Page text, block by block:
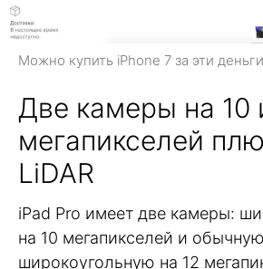
Можно купить iPhone 7 за эти деньги
Две камеры на 10
мегапикселей
LiDAR
iPad Pro имеет две камеры:
на 10 мегапикселей и обычную
широкоугольную на 12